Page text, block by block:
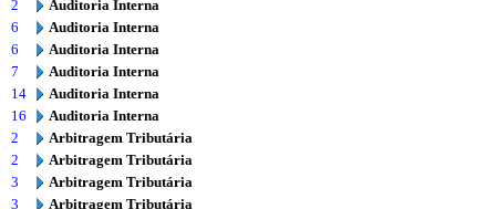
2
Auditoria Interna
6
Auditoria Interna
6
Auditoria Interna
7
Auditoria Interna
14
Auditoria Interna
16
Auditoria Interna
2
Arbitragem Tributária
2
Arbitragem Tributária
3
Arbitragem Tributária
3
Arbitragem Tributária